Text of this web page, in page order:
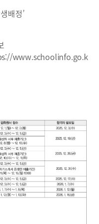
배정’
www.schoolinfo.go.k